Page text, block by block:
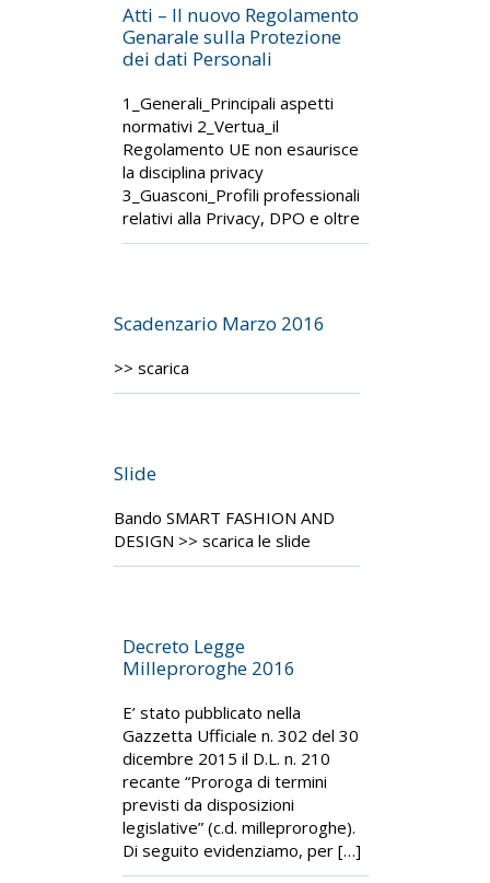
Atti – Il nuovo Regolamento
Genarale sulla Protezione
dei dati Personali
1_Generali_Principali aspetti
normativi 2_Vertua_il
Regolamento UE non esaurisce
la disciplina privacy
3_Guasconi_Profili professionali
relativi alla Privacy, DPO e oltre
Scadenzario Marzo 2016
>> scarica
Slide
Bando SMART FASHION AND
DESIGN >> scarica le slide
Decreto Legge
Milleproroghe 2016
E’ stato pubblicato nella
Gazzetta Ufficiale n. 302 del 30
dicembre 2015 il D.L. n. 210
recante “Proroga di termini
previsti da disposizioni
legislative” (c.d. milleproroghe).
Di seguito evidenziamo, per […]